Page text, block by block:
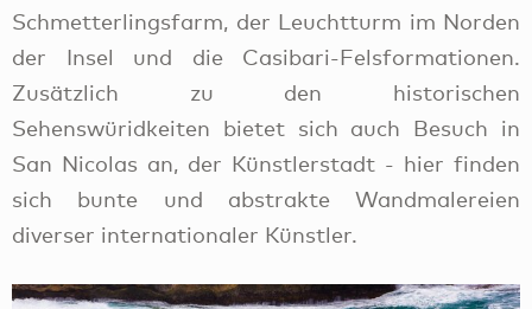
Schmetterlingsfarm, der Leuchtturm im Norden
der Insel und die Casibari-Felsformationen.
Zusätzlich zu den historischen
Sehenswüridkeiten bietet sich auch Besuch in
San Nicolas an, der Künstlerstadt - hier finden
sich bunte und abstrakte Wandmalereien
diverser internationaler Künstler.